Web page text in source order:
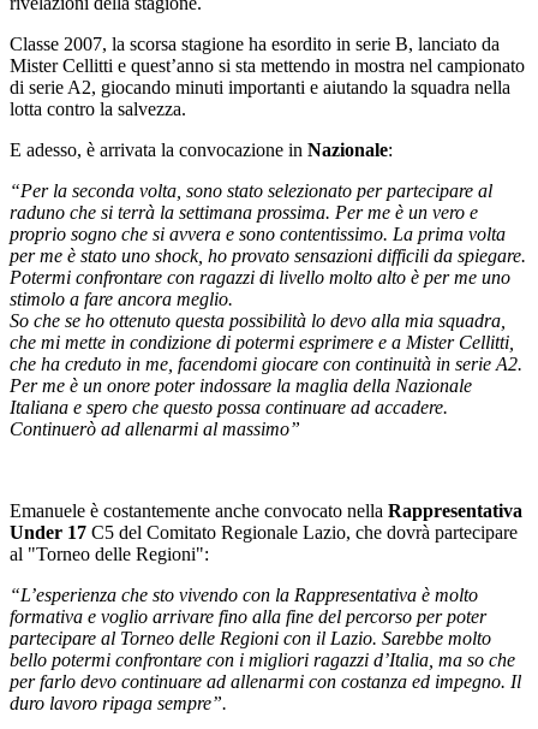
Classe 2007, la scorsa stagione ha esordito in serie B, lanciato da
Mister Cellitti e quest’anno si sta mettendo in mostra nel campionato
di serie A2, giocando minuti importanti e aiutando la squadra nella
lotta contro la salvezza.
E adesso, è arrivata la convocazione in Nazionale:
“Per la seconda volta, sono stato selezionato per partecipare al
raduno che si terrà la settimana prossima. Per me è un vero e
proprio sogno che si avvera e sono contentissimo. La prima volta
per me è stato uno shock, ho provato sensazioni difficili da spiegare.
Potermi confrontare con ragazzi di livello molto alto è per me uno
stimolo a fare ancora meglio.
So che se ho ottenuto questa possibilità lo devo alla mia squadra,
che mi mette in condizione di potermi esprimere e a Mister Cellitti,
che ha creduto in me, facendomi giocare con continuità in serie A2.
Per me è un onore poter indossare la maglia della Nazionale
Italiana e spero che questo possa continuare ad accadere.
Continuerò ad allenarmi al massimo”
Emanuele è costantemente anche convocato nella Rappresentativa
Under 17 C5 del Comitato Regionale Lazio, che dovrà partecipare
al "Torneo delle Regioni":
“L’esperienza che sto vivendo con la Rappresentativa è molto
formativa e voglio arrivare fino alla fine del percorso per poter
partecipare al Torneo delle Regioni con il Lazio. Sarebbe molto
bello potermi confrontare con i migliori ragazzi d’Italia, ma so che
per farlo devo continuare ad allenarmi con costanza ed impegno. Il
duro lavoro ripaga sempre”.